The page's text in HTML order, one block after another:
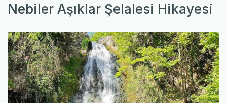
Nebiler Aşıklar Şelalesi Hikayesi